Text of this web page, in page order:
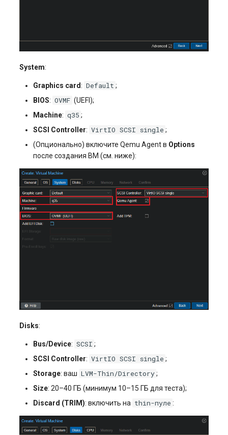
System:
Graphics card: Default ;
BIOS: OVMF (UEFI);
Machine: q35 ;
SCSI Controller: VirtIO SCSI single ;
(Опционально) включите Qemu Agent в Options
после создания ВМ (см. ниже):
Disks:
Bus/Device: SCSI ;
SCSI Controller: VirtIO SCSI single ;
Storage: ваш LVM-Thin/Directory ;
Size: 20–40 ГБ (минимум 10–15 ГБ для теста);
Discard (TRIM): включить на thin-пуле :